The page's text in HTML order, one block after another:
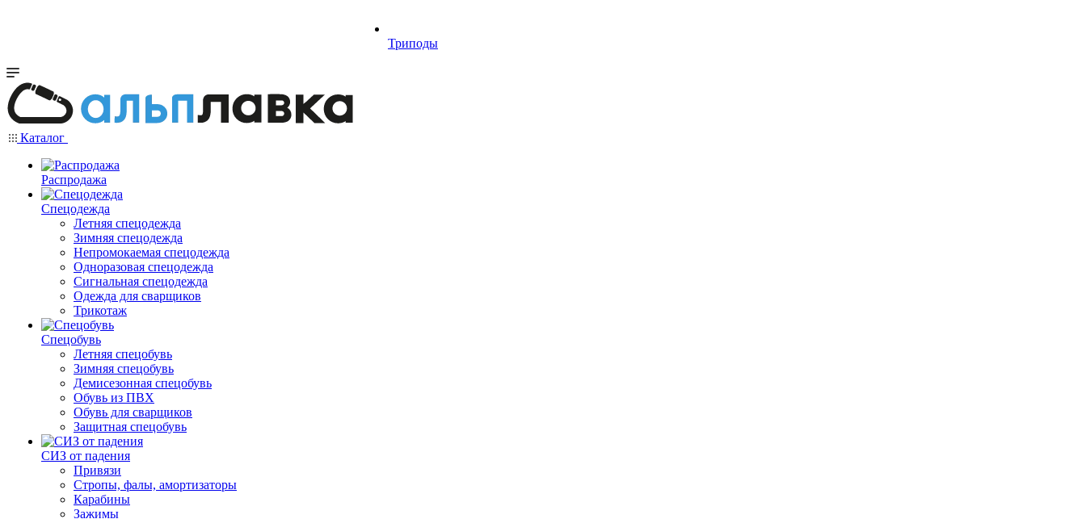
Триподы
Каталог
Распродажа
Спецодежда
Летняя спецодежда
Зимняя спецодежда
Непромокаемая спецодежда
Одноразовая спецодежда
Сигнальная спецодежда
Одежда для сварщиков
Трикотаж
Спецобувь
Летняя спецобувь
Зимняя спецобувь
Демисезонная спецобувь
Обувь из ПВХ
Обувь для сварщиков
Защитная спецобувь
СИЗ от падения
Привязи
Стропы, фалы, амортизаторы
Карабины
Зажимы